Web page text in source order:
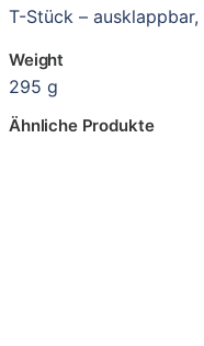
T-Stück –
Weight
295 g
Ähnliche Produkte